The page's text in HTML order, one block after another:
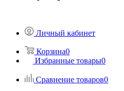
Личный кабинет
Корзина0
Избранные товары0
Сравнение товаров0